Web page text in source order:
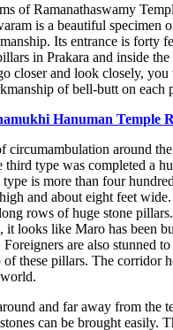
of Ramanathaswamy
is a beautiful specimen
Its entrance is forty
in Prakara and inside
closer and look closely,
of bell-butt on each
Hanuman Temple
circumambulation around
third type was completed a
is more than four
and about eight feet
rows of huge stone
it looks like Maro has been
are also stunned to
these pillars. The corridor
and far away from the
can be brought easily.